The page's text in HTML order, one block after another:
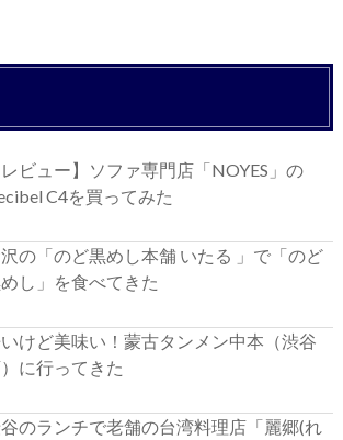
レビュー】ソファ専門店「NOYES」の
C4を買ってみた
の「のど黒めし本舗 いたる 」で「のど
し」を食べてきた
けど美味い！蒙古タンメン中本（渋谷
に行ってきた
のランチで老舗の台湾料理店「麗郷(れ